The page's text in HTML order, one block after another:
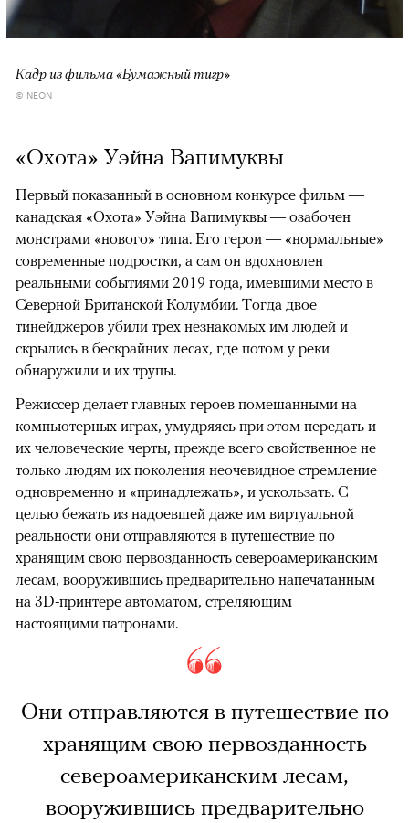
Кадр из фильма «Бумажный тигр»
© NEON
«Охота» Уэйна Вапимуквы
Первый показанный в основном конкурсе фильм —
канадская «Охота» Уэйна Вапимуквы — озабочен
монстрами «нового» типа. Его герои — «нормальные»
современные подростки, а сам он вдохновлен
реальными событиями 2019 года, имевшими место в
Северной Британской Колумбии. Тогда двое
тинейджеров убили трех незнакомых им людей и
скрылись в бескрайних лесах, где потом у реки
обнаружили и их трупы.
Режиссер делает главных героев помешанными на
компьютерных играх, умудряясь при этом передать и
их человеческие черты, прежде всего свойственное не
только людям их поколения неочевидное стремление
одновременно и «принадлежать», и ускользать. С
целью бежать из надоевшей даже им виртуальной
реальности они отправляются в путешествие по
хранящим свою первозданность североамериканским
лесам, вооружившись предварительно напечатанным
на 3D-принтере автоматом, стреляющим
настоящими патронами.
Они отправляются в путешествие по
хранящим свою первозданность
североамериканским лесам,
вооружившись предварительно